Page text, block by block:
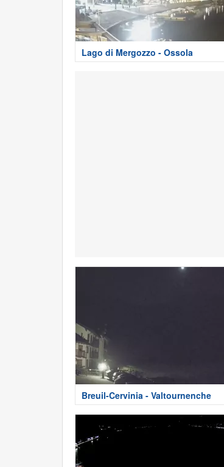
Lago di Mergozzo - Ossola
Breuil-Cervinia - Valtournenche